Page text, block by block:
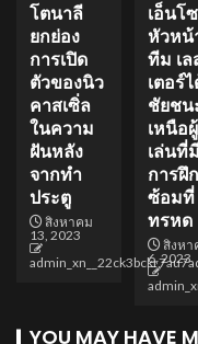
โตนาลี
ยกย่อง
การเปิด
ตัวของนิว
คาสเซิ่ล
ในความ
ฝันหลัง
จากทำ
ประตู
สิงหาคม
13, 2023
เอ็นโซ
หัวหน้
ทีม เล
เตอร์
ชัยชน
เหนือผู้
เล่นที่
การฝึก
ซ้อมที่
ทรหด
สิงหา
6, 2023
YOU MAY HAVE